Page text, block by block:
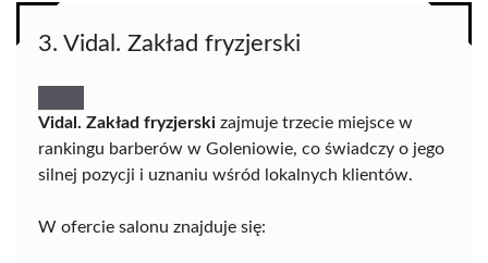
3. Vidal. Zakład fryzjerski
Vidal. Zakład fryzjerski zajmuje trzecie miejsce w
rankingu barberów w Goleniowie, co świadczy o jego
silnej pozycji i uznaniu wśród lokalnych klientów.
W ofercie salonu znajduje się: